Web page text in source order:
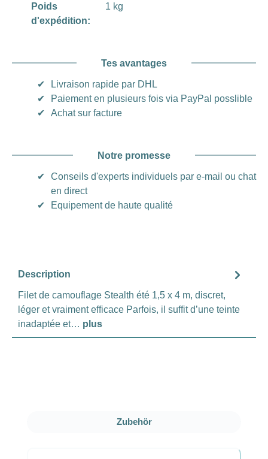
Poids
d'expédition:
1 kg
Tes avantages
✔
Livraison rapide par DHL
✔
Paiement en plusieurs fois via PayPal posslible
✔
Achat sur facture
Notre promesse
✔
Conseils d'experts individuels par e-mail ou chat
en direct
✔
Equipement de haute qualité
Description
Filet de camouflage Stealth été 1,5 x 4 m, discret,
léger et vraiment efficace Parfois, il suffit d’une teinte
inadaptée et… plus
Ignorer la galerie de produits
Zubehör